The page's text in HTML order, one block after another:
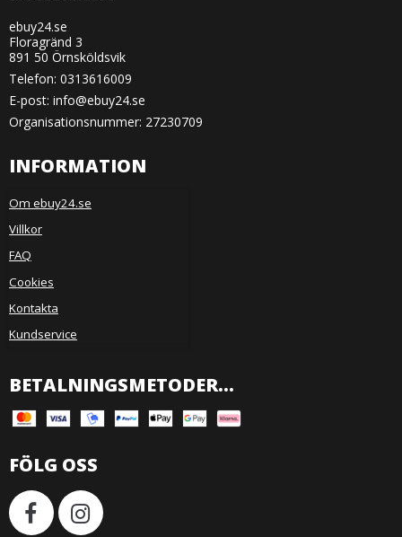
ebuy24.se
Floragränd 3
891 50 Örnsköldsvik
Telefon: 0313616009
E-post: info@ebuy24.se
Organisationsnummer: 27230709
INFORMATION
Om ebuy24.se
Villkor
FAQ
Cookies
Kontakta
Kundservice
BETALNINGSMETODER...
FÖLG OSS